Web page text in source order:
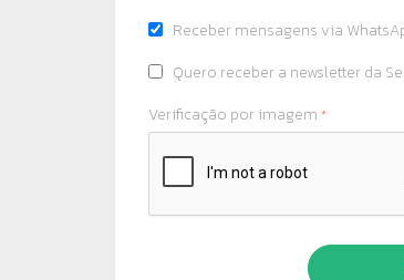
Receber mensagens via
Quero receber a newsletter da
Verificação por imagem